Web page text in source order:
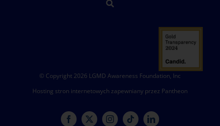
© Copyright 2026 LGMD Awareness Foundation, Inc
Hosting stron internetowych zapewniany przez Pantheon